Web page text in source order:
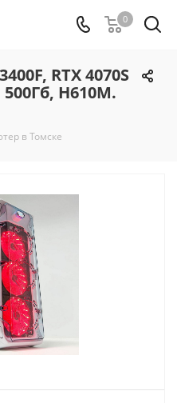
0
RTX 4070S
500Гб, H610M.
в Томске